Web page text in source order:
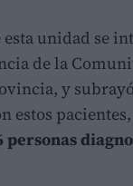
esta unidad se
de la
y
estos
personas